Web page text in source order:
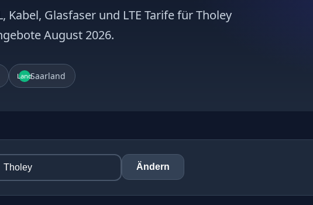
Kabel, Glasfaser und LTE Tarife für Tholey
August 2026.
LandSaarland
Ändern